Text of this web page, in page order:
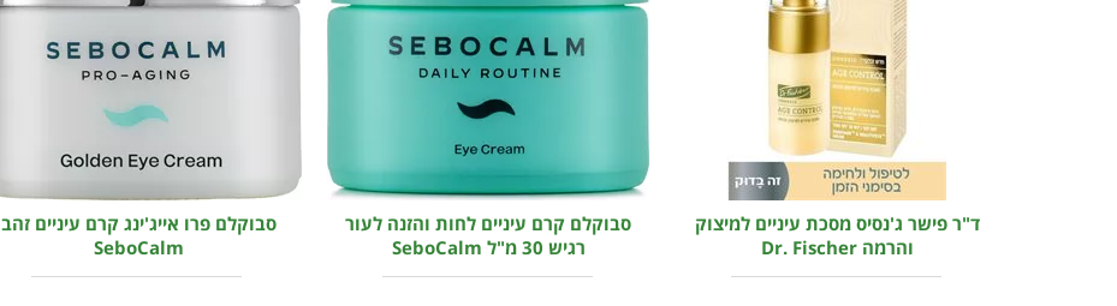
ד"ר פישר ג'נסיס מסכת עיניים למיצוק
והרמה Dr. Fischer
סבוקלם קרם עיניים לחות והזנה לעור
רגיש 30 מ"ל SeboCalm
סבוקלם פרו אייג'ינג קרם עיניים זהב
SeboCalm